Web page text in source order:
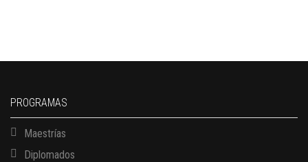
PROGRAMAS
Maestrías
Diplomados